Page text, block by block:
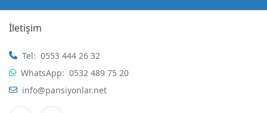
İletişim
Tel: 0553 444 26 32
WhatsApp: 0532 489 75 20
info@pansiyonlar.net